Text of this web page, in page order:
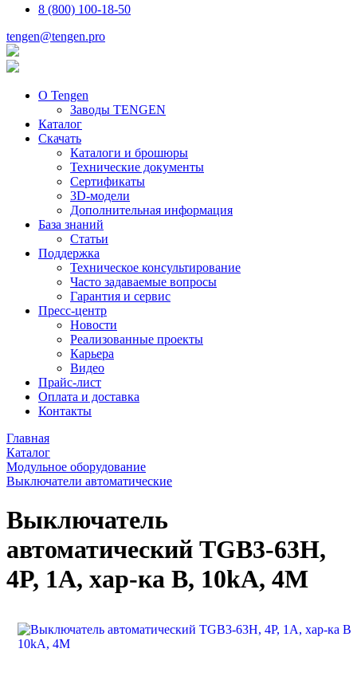
8 (800) 100-18-50
tengen@tengen.pro
О Tengen
Заводы TENGEN
Каталог
Скачать
Каталоги и брошюры
Технические документы
Сертификаты
3D-модели
Дополнительная информация
База знаний
Статьи
Поддержка
Техническое консультирование
Часто задаваемые вопросы
Гарантия и сервис
Пресс-центр
Новости
Реализованные проекты
Карьера
Видео
Прайс-лист
Оплата и доставка
Контакты
Главная
Каталог
Модульное оборудование
Выключатели автоматические
Выключатель
автоматический TGB3-63H,
4P, 1A, хар-ка B, 10kA, 4M